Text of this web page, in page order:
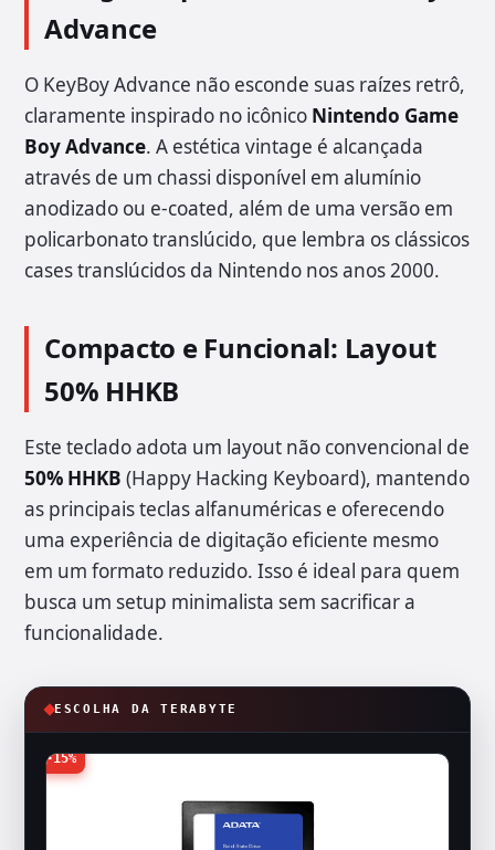
Advance
O KeyBoy Advance não esconde suas raízes retrô,
claramente inspirado no icônico Nintendo Game
Boy Advance. A estética vintage é alcançada
através de um chassi disponível em alumínio
anodizado ou e-coated, além de uma versão em
policarbonato translúcido, que lembra os clássicos
cases translúcidos da Nintendo nos anos 2000.
Compacto e Funcional: Layout
50% HHKB
Este teclado adota um layout não convencional de
50% HHKB (Happy Hacking Keyboard), mantendo
as principais teclas alfanuméricas e oferecendo
uma experiência de digitação eficiente mesmo
em um formato reduzido. Isso é ideal para quem
busca um setup minimalista sem sacrificar a
funcionalidade.
ESCOLHA DA TERABYTE
-15%